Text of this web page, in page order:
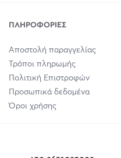
ΠΛΗΡΟΦΟΡΊΕΣ
Αποστολή παραγγελίας
Τρόποι πληρωμής
Πολιτική Επιστροφών
Προσωπικά δεδομένα
Όροι χρήσης